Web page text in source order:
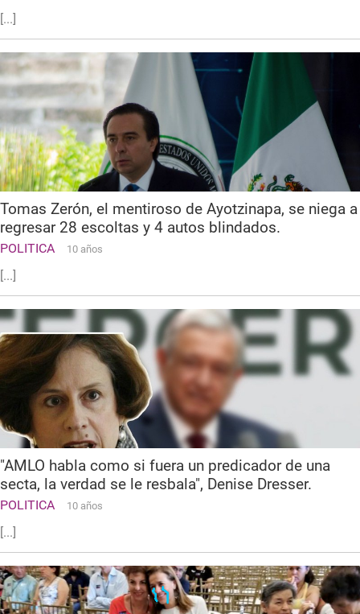
[...]
Tomas Zerón, el mentiroso de Ayotzinapa, se niega a
regresar 28 escoltas y 4 autos blindados.
POLITICA 10 años
[...]
"AMLO habla como si fuera un predicador de una
secta, la verdad se le resbala", Denise Dresser.
POLITICA 10 años
[...]